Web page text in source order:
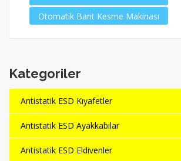
Otomatik Bant Kesme Makinası
Kategoriler
Antistatik ESD Kıyafetler
Antistatik ESD Ayakkabılar
Antistatik ESD Eldivenler